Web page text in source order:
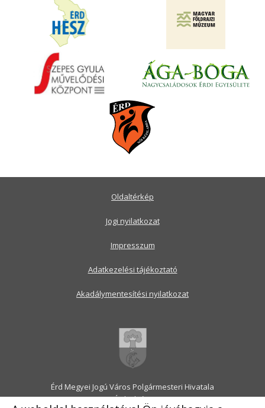
Érd Megyei Jogú Város Polgármesteri Hivatala
2030 Érd, Alsó utca 1.
Oldaltérkép
Jogi nyilatkozat
Impresszum
Adatkezelési tájékoztató
Akadálymentesítési nyilatkozat